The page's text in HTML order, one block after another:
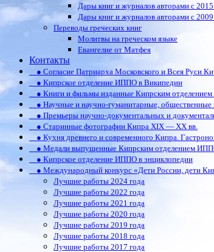
Дары книг и журналов авторами с 2015
Дары книг и журналов авторами с 2009
Переводы греческих книг
Молитвы на греческом языке
Евангелие от Матфея
Контакты
● Согласие Патриарха Московского и Всея Руси
● Кипрское отделение ИППО в Википедии
● Книги и фильмы изданные Кипрским
● Научные и научно-гуманитарные,
● Премьеры научно-документальных и
● Старинные фотографии Кипра XIX — XX вв.
● Кухня древнего и современного Кипра.
● Медали выпущенные Кипрским отделением
● Кипрское отделение ИППО в энциклопедии
● Международный конкурс «Дети России, дети
Лучшие работы 2024 года
Лучшие работы 2022 года
Лучшие работы 2021 года
Лучшие работы 2020 года
Лучшие работы 2019 года
Лучшие работы 2018 года
Лучшие работы 2017 года